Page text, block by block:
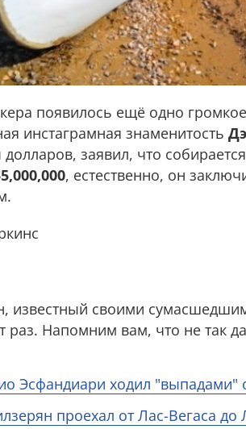
появилось ещё одно
инстаграмная знаменитость
заявил, что
, естественно, он
известный своими
раз. Напомним вам, что не так
Эсфандиари ходил "выпадами"
проехал от Лас-Вегаса до